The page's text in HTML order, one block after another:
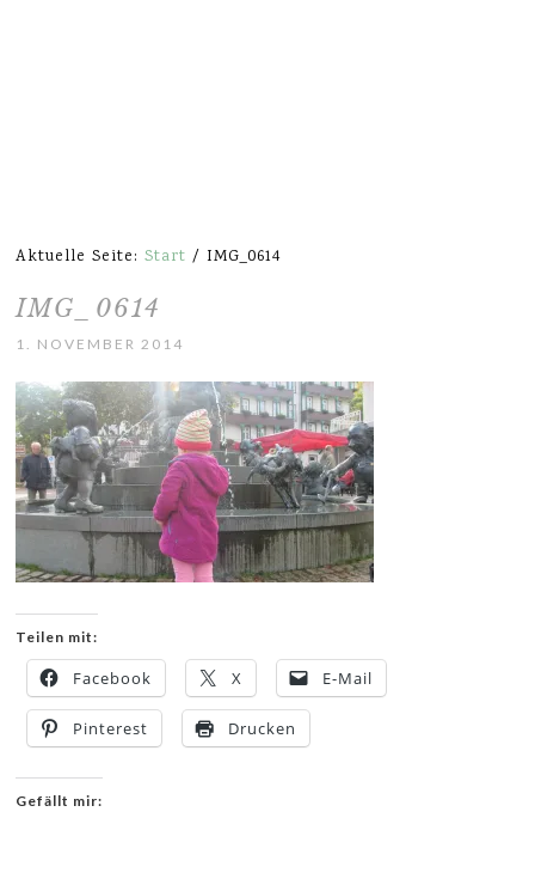
Aktuelle Seite:Start / IMG_0614
IMG_0614
1. NOVEMBER 2014
Teilen mit:
Facebook X E-Mail
Pinterest Drucken
Gefällt mir: